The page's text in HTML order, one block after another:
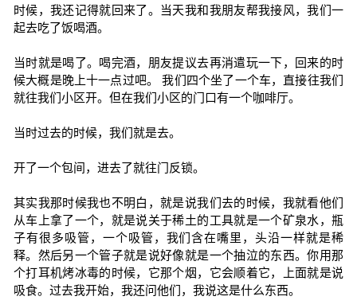
时候，我还记得就回来了。当天我和我朋友帮我接风，我们一
起去吃了饭喝酒。
当时就是喝了。喝完酒，朋友提议去再消遣玩一下，回来的时
候大概是晚上十一点过吧。 我们四个坐了一个车，直接往我们
就往我们小区开。但在我们小区的门口有一个咖啡厅。
当时过去的时候，我们就是去。
开了一个包间，进去了就往门反锁。
其实我那时候我也不明白，就是说我们去的时候，我就看他们
从车上拿了一个，就是说关于稀土的工具就是一个矿泉水，瓶
子有很多吸管，一个吸管，我们含在嘴里，头沿一样就是稀
释。然后另一个管子就是说好像就是一个抽泣的东西。你用那
个打耳机烤冰毒的时候，它那个烟，它会顺着它，上面就是说
吸食。过去我开始，我还问他们，我说这是什么东西。